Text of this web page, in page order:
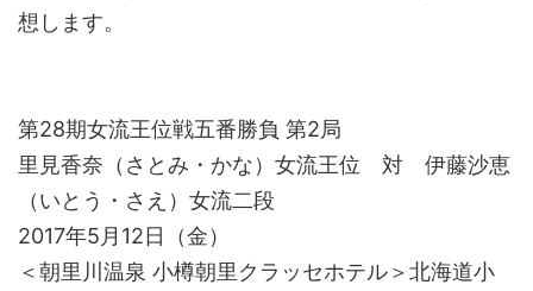
想します。
第28期女流王位戦五番勝負 第2局
里見香奈（さとみ・かな）女流王位 対 伊藤沙恵
（いとう・さえ）女流二段
2017年5月12日（金）
＜朝里川温泉 小樽朝里クラッセホテル＞北海道小